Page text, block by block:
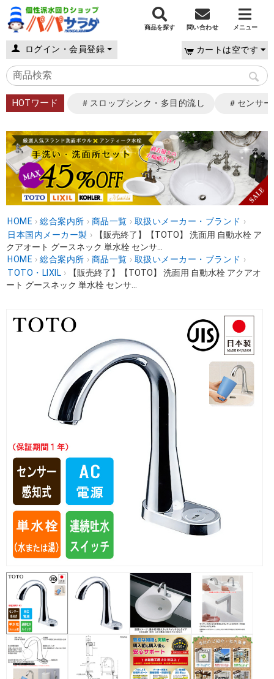
商品を探す 問い合わせ メニュー
ログイン・会員登録 カートは空です
HOTワード ＃スロップシンク・多目的流し ＃センサ
HOME › 総合案内所 › 商品一覧 › 取扱いメーカー・ブランド ›
日本国内メーカー製 ›
【販売終了】【TOTO】 洗面用 自動水栓 ア
クアオート グースネック 単水栓 センサ...
HOME › 総合案内所 › 商品一覧 › 取扱いメーカー・ブランド ›
TOTO・LIXIL ›
【販売終了】【TOTO】 洗面用 自動水栓 アクアオ
ート グースネック 単水栓 センサ...